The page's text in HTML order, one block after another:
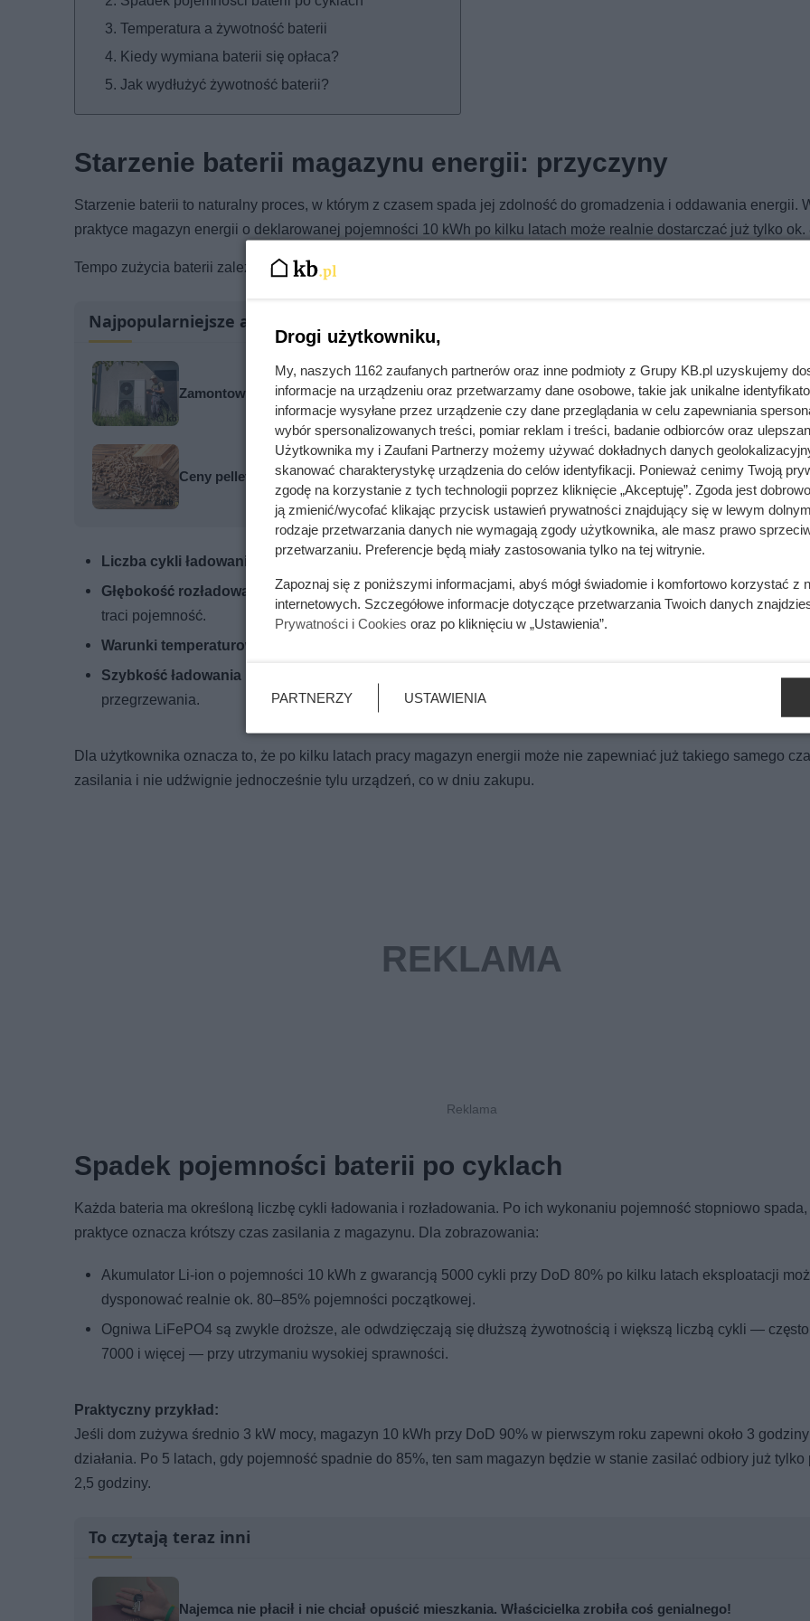
Temperatura a żywotność baterii
Kiedy wymiana baterii się opłaca?
Jak wydłużyć żywotność baterii?
Starzenie baterii magazynu energii: przyczyny
Starzenie baterii to naturalny proces, w którym z czasem spada jej zdolność do gromadzenia i oddawania energii.
praktyce magazyn energii o deklarowanej pojemności 10 kWh po kilku latach może realnie dostarczać już tylko ok.
Tempo zużycia baterii zależy od kilku kluczowych czynników:
Najpopularniejsze artykuły
Zamontowali pompę bez audytu. Pierwsze rachunki były brutalnym zaskoczeniem
Ceny pelletu wystrzeliły jeszcze przed sezonem. Eksperci mówią, co się stanie za kilka miesięcy
Liczba cykli ładowania i rozładowania
– każdy wykonany pełny cykl stopniowo skraca żywotność
Głębokość rozładowania (DoD – Depth of Discharge)– im częściej bateria jest rozładowywana „do dna”,
traci pojemność.
Warunki temperaturowe
Szybkość ładowania i rozładowania
– szybkie cykle przy dużym prądzie mocniej obciążają ogniwa i
przegrzewania.
Dla użytkownika oznacza to, że po kilku latach pracy magazyn energii może nie zapewniać już takiego samego
zasilania i nie udźwignie jednocześnie tylu urządzeń, co w dniu zakupu.
Spadek pojemności baterii po cyklach
Każda bateria ma określoną liczbę cykli ładowania i rozładowania. Po ich wykonaniu pojemność stopniowo
praktyce oznacza krótszy czas zasilania z magazynu. Dla zobrazowania:
Akumulator Li-ion o pojemności 10 kWh z gwarancją 5000 cykli przy DoD 80% po kilku latach eksploatacji
dysponować realnie ok. 80–85% pojemności początkowej.
Ogniwa LiFePO4 są zwykle droższe, ale odwdzięczają się dłuższą żywotnością i większą liczbą cykli —
7000 i więcej — przy utrzymaniu wysokiej sprawności.
Praktyczny przykład:
Jeśli dom zużywa średnio 3 kW mocy, magazyn 10 kWh przy DoD 90% w pierwszym roku zapewni około 3 godziny
działania. Po 5 latach, gdy pojemność spadnie do 85%, ten sam magazyn będzie w stanie zasilać odbiory już tylko
2,5 godziny.
To czytają teraz inni
Najemca nie płacił i nie chciał opuścić mieszkania. Właścicielka zrobiła coś genialnego!
Drogi użytkowniku,
My, naszych 1162 zaufanych partnerów oraz inne podmioty z Grupy KB.pl uzyskujemy
informacje na urządzeniu oraz przetwarzamy dane osobowe, takie jak unikalne
informacje wysyłane przez urządzenie czy dane przeglądania w celu zapewniania
wybór spersonalizowanych treści, pomiar reklam i treści, badanie odbiorców oraz
Użytkownika my i Zaufani Partnerzy możemy używać dokładnych danych
skanować charakterystykę urządzenia do celów identyfikacji. Ponieważ cenimy Twoją
zgodę na korzystanie z tych technologii poprzez kliknięcie „Akceptuję”. Zgoda jest
ją zmienić/wycofać klikając przycisk ustawień prywatności znajdujący się w lewym
rodzaje przetwarzania danych nie wymagają zgody użytkownika, ale masz prawo
przetwarzaniu. Preferencje będą miały zastosowania tylko na tej witrynie.
Zapoznaj się z poniższymi informacjami, abyś mógł świadomie i komfortowo korzystać z
internetowych. Szczegółowe informacje dotyczące przetwarzania Twoich danych
Prywatności i Cookies oraz po kliknięciu w „Ustawienia”.
PARTNERZY USTAWIENIA